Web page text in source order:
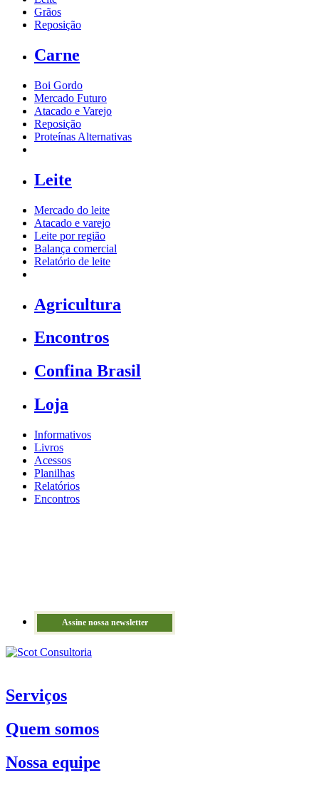
Grãos
Reposição
Carne
Boi Gordo
Mercado Futuro
Atacado e Varejo
Reposição
Proteínas Alternativas
Leite
Mercado do leite
Atacado e varejo
Leite por região
Balança comercial
Relatório de leite
Agricultura
Encontros
Confina Brasil
Loja
Informativos
Livros
Acessos
Planilhas
Relatórios
Encontros
Assine nossa newsletter
Serviços
Quem somos
Nossa equipe